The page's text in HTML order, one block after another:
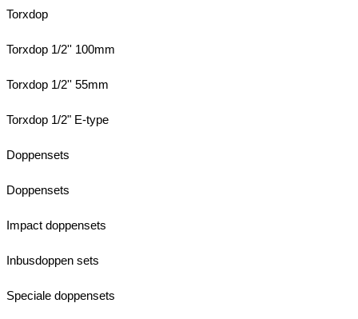
Torxdop
Torxdop 1/2'' 100mm
Torxdop 1/2'' 55mm
Torxdop 1/2" E-type
Doppensets
Doppensets
Impact doppensets
Inbusdoppen sets
Speciale doppensets